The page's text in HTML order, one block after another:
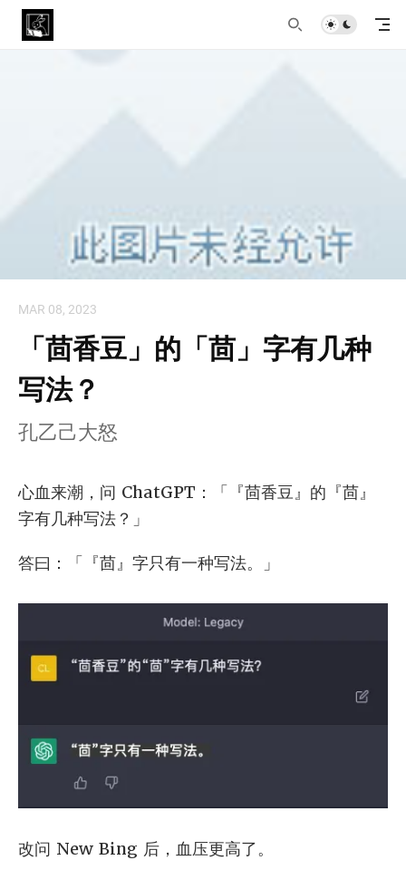
MAR 08, 2023
「茴香豆」的「茴」字有几种
写法？
孔乙己大怒
心血来潮，问 ChatGPT：「『茴香豆』的『茴』
字有几种写法？」
答曰：「『茴』字只有一种写法。」
改问 New Bing 后，血压更高了。